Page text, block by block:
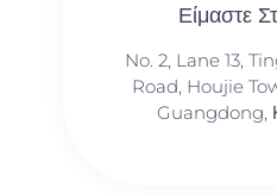
Είμαστε
No. 2, Lane 13,
Road, Houjie
Guangdong,